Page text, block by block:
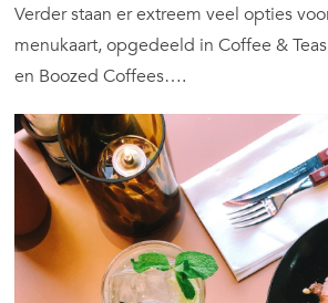
Verder staan er extreem veel opties
menukaart, opgedeeld in Coffee &
en Boozed Coffees….